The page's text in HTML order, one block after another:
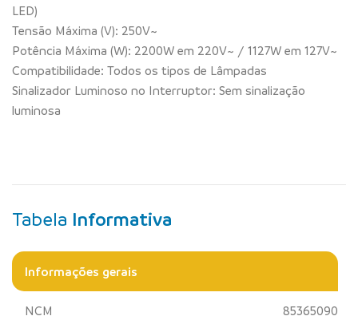
LED)
Tensão Máxima (V): 250V~
Potência Máxima (W): 2200W em 220V~ / 1127W em 127V~
Compatibilidade: Todos os tipos de Lâmpadas
Sinalizador Luminoso no Interruptor: Sem sinalização
luminosa
Tabela Informativa
Informações gerais
NCM 85365090